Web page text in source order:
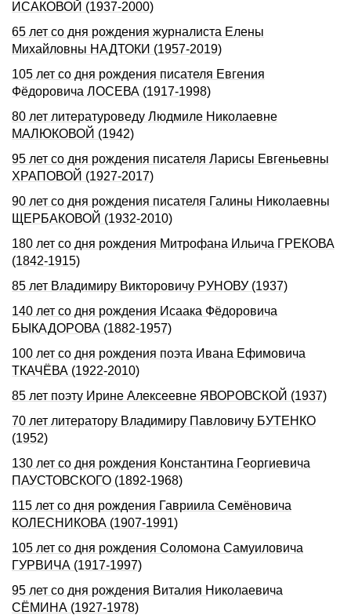
ИСАКОВОЙ (1937-2000)
65 лет со дня рождения журналиста Елены
Михайловны НАДТОКИ (1957-2019)
105 лет со дня рождения писателя Евгения
Фёдоровича ЛОСЕВА (1917-1998)
80 лет литературоведу Людмиле Николаевне
МАЛЮКОВОЙ (1942)
95 лет со дня рождения писателя Ларисы Евгеньевны
ХРАПОВОЙ (1927-2017)
90 лет со дня рождения писателя Галины Николаевны
ЩЕРБАКОВОЙ (1932-2010)
180 лет со дня рождения Митрофана Ильича ГРЕКОВА
(1842-1915)
85 лет Владимиру Викторовичу РУНОВУ (1937)
140 лет со дня pождения Исаака Фёдоpовича
БЫКАДОРОВА (1882-1957)
100 лет со дня рождения поэта Ивана Ефимовича
ТКАЧЁВА (1922-2010)
85 лет поэту Ирине Алексеевне ЯВОРОВСКОЙ (1937)
70 лет литератору Владимиру Павловичу БУТЕНКО
(1952)
130 лет со дня рождения Константина Георгиевича
ПАУСТОВСКОГО (1892-1968)
115 лет со дня рождения Гавриила Семёновича
КОЛЕСНИКОВА (1907-1991)
105 лет со дня рождения Соломона Самуиловича
ГУРВИЧА (1917-1997)
95 лет со дня рождения Виталия Николаевича
СЁМИНА (1927-1978)